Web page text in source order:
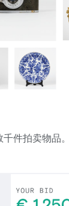
件拍卖物品。